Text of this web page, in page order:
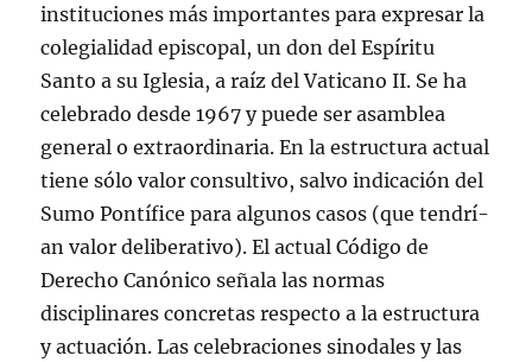
instituciones más importantes para expresar la
colegialidad episcopal, un don del Espí­ritu
Santo a su Iglesia, a raí­z del Vaticano II. Se ha
celebrado desde 1967 y puede ser asamblea
general o extraordinaria. En la estructura actual
tiene sólo valor consultivo, salvo indicación del
Sumo Pontí­fice para algunos casos (que tendrí­
an valor deliberativo). El actual Código de
Derecho Canónico señala las normas
disciplinares concretas respecto a la estructura
y actuación. Las celebraciones sinodales y las